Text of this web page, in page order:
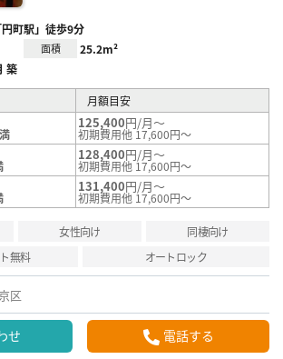
町駅」徒歩9分
面積 25.2m²
築
月額目安
125,400円/月～
初期費用他 17,600円～
128,400円/月～
初期費用他 17,600円～
131,400円/月～
初期費用他 17,600円～
女性向け
同棲向け
無料
オートロック
区
せ 電話する